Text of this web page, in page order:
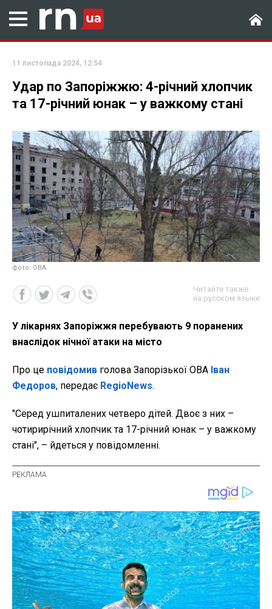
11 листопада 2024, 12:54
Удар по Запоріжжю: 4-річний хлопчик
та 17-річний юнак – у важкому стані
фото: ОВА
Читайте также
на русском языке
У лікарнях Запоріжжя перебувають 9 поранених
внаслідок нічної атаки на місто
Про це повідомив голова Запорізької ОВА Іван
Федоров, передає RegioNews.
"Серед ушпиталених четверо дітей. Двоє з них –
чотирирічний хлопчик та 17-річний юнак – у важкому
стані", – йдеться у повідомленні.